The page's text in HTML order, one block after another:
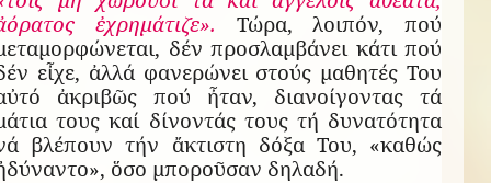
ἐχρημάτιζε». Τώρα, λοιπόν, πού
δέν προσλαμβάνει κάτι πού
εἶχε, ἀλλά φανερώνει στούς μαθητές Του
ἀκριβῶς πού ἦταν, διανοίγοντας τά
τους καί δίνοντάς τους τή δυνατότητα
βλέπουν τήν ἄκτιστη δόξα Του, «καθώς
ὅσο μποροῦσαν δηλαδή.